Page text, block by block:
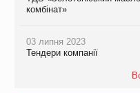
комбінат»
03 липня 2023
Тендери компанії